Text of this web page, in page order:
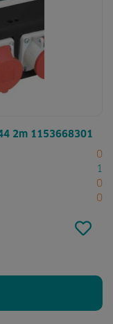
2m 1153668301
0
1
0
0